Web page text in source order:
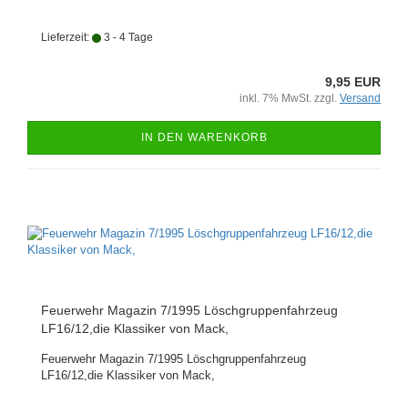
Lieferzeit: 3 - 4 Tage
9,95 EUR
inkl. 7% MwSt. zzgl. Versand
IN DEN WARENKORB
Feuerwehr Magazin 7/1995 Löschgruppenfahrzeug
LF16/12,die Klassiker von Mack,
Feuerwehr Magazin 7/1995 Löschgruppenfahrzeug
LF16/12,die Klassiker von Mack,